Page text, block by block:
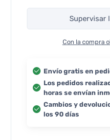
Supervisar
Con la compra
Envío gratis en
Los pedidos
horas se envían
Cambios y
los 90 días